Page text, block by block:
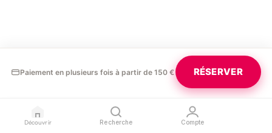
Découvrir Recherche Compte
Paiement en plusieurs fois à partir de 150 € RÉSERVER